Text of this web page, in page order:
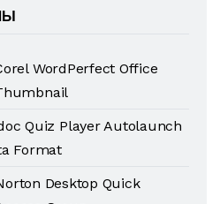
WordPerfect Office
Quiz Player Autolaunch
Format
Desktop Quick